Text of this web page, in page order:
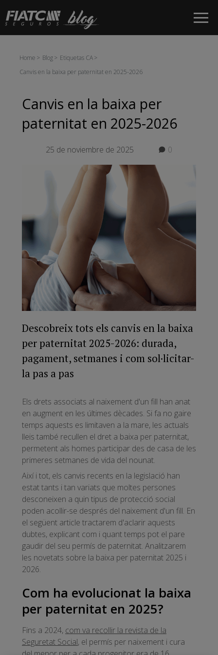
Salta al contingut principal
Home Blog
Etiquetas CA
Canvis en la baixa per paternitat en 2025-2026
Canvis en la baixa per
paternitat en 2025-2026
25 de noviembre de 2025 0
Descobreix tots els canvis en la baixa
per paternitat 2025-2026: durada,
pagament, setmanes i com sol·licitar-
la pas a pas
Els drets associats al naixement d'un fill han anat
en augment en les últimes dècades. Si fa no gaire
temps aquests es limitaven a la mare, les actuals
lleis també recullen el dret a baixa per paternitat,
permetent als homes participar des de casa de les
primeres setmanes de vida del nounat.
Així i tot, els canvis recents en la legislació han
estat tants i tan variats que moltes persones
desconeixen a quin tipus de protecció social
poden acollir-se després del naixement d'un fill. En
el següent article tractarem d'aclarir aquests
dubtes, explicant com i quant temps pot el pare
gaudir del seu permís de paternitat. Analitzarem
les novetats sobre la baixa per paternitat 2025 i
2026.
Com ha evolucionat la baixa
per paternitat en 2025?
Fins a 2024, com va recollir la revista de la
Seguretat Social, el permís per naixement i cura